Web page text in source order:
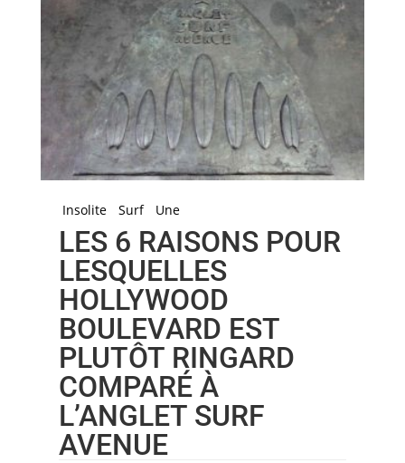
Insolite Surf Une
LES 6 RAISONS POUR
LESQUELLES
HOLLYWOOD
BOULEVARD EST
PLUTÔT RINGARD
COMPARÉ À
L’ANGLET SURF
AVENUE